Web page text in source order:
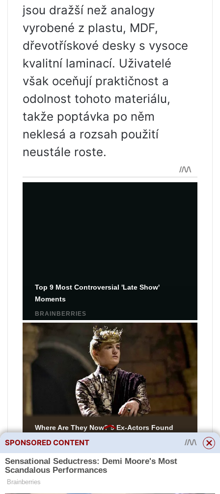
jsou dražší než analogy
vyrobené z plastu, MDF,
dřevotřískové desky s vysoce
kvalitní laminací. Uživatelé
však oceňují praktičnost a
odolnost tohoto materiálu,
takže poptávka po něm
neklesá a rozsah použití
neustále roste.
SPONSORED CONTENT